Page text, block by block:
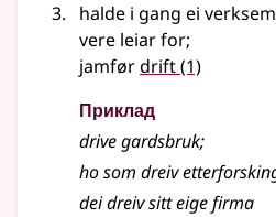
halde i gang ei
vere leiar for;
jamførdrift(1)
Приклад
drive gardsbruk;
ho som dreiv
dei dreiv sitt eige firma